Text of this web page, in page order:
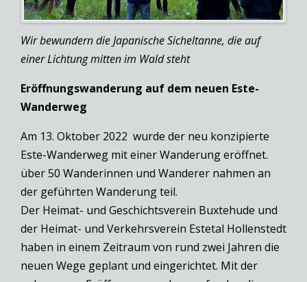
Wir bewundern die Japanische Sicheltanne, die auf
einer Lichtung mitten im Wald steht
Eröffnungswanderung auf dem neuen Este-
Wanderweg
Am 13. Oktober 2022 wurde der neu konzipierte
Este-Wanderweg mit einer Wanderung eröffnet.
über 50 Wanderinnen und Wanderer nahmen an
der geführten Wanderung teil.
Der Heimat- und Geschichtsverein Buxtehude und
der Heimat- und Verkehrsverein Estetal Hollenstedt
haben in einem Zeitraum von rund zwei Jahren die
neuen Wege geplant und eingerichtet. Mit der